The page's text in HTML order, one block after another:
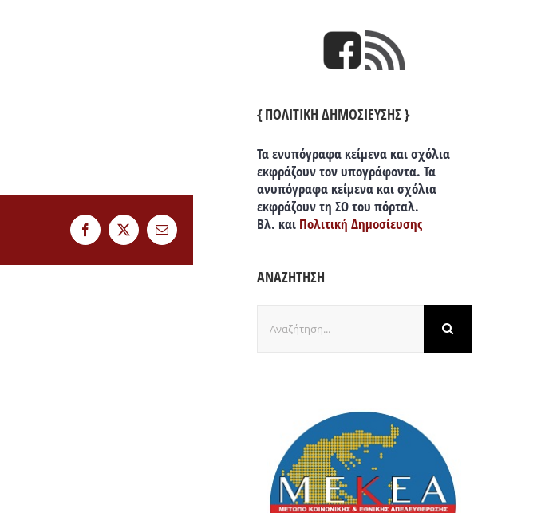
FacebookTwitterEmail
{ ΠΟΛΙΤΙΚΗ ΔΗΜΟΣΙΕΥΣΗΣ }
Τα ενυπόγραφα κείμενα και σχόλια
εκφράζουν τον υπογράφοντα. Τα
ανυπόγραφα κείμενα και σχόλια
εκφράζουν τη ΣΟ του πόρταλ.
Βλ. και Πολιτική Δημοσίευσης
ΑΝΑΖΗΤΗΣΗ
για: